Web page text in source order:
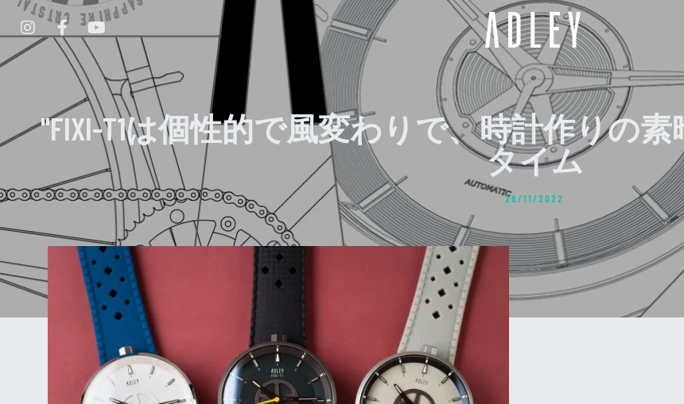
"FIXI-T1は個性的で風変わりで、時計作りの
タイム
26/11/2022